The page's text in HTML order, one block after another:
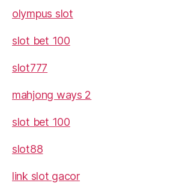
olympus slot
slot bet 100
slot777
mahjong ways 2
slot bet 100
slot88
link slot gacor